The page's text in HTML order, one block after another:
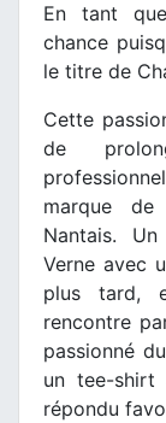
En tant
chance
le titre de
Cette
de
marque de
Nantais.
Verne avec
plus tard,
rencontre
passionné
un tee-shirt
répondu